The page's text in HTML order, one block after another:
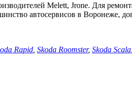
Melett, Jrone. Для
автосервисов в Воронеже,
Rapid Skoda Roomster, Skoda Scala